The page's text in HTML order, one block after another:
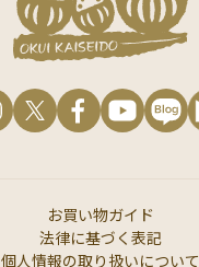
お買い物ガイド
法律に基づく表記
個人情報の取り扱いについて